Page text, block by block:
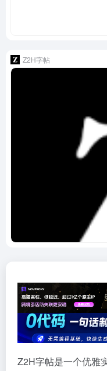
Z2H字帖
Z2H字帖是一个优雅